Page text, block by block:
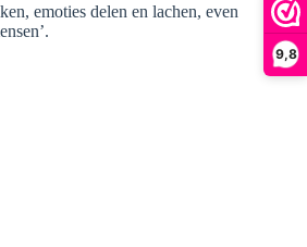
9,8
emoties delen en lachen, even